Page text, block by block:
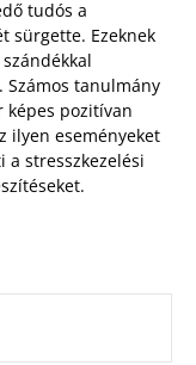
tudós a
sürgette. Ezeknek
tanulmány
képes pozitívan
ilyen eseményeket
stresszkezelési